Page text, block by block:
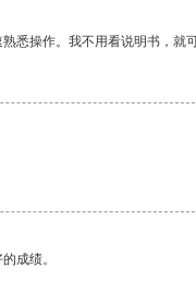
悉操作。我不用看说明书，就
成绩。